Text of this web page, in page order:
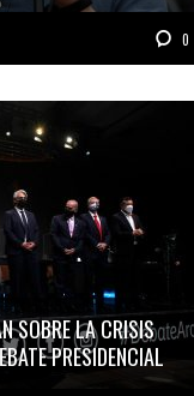
0
SOBRE LA CRISIS
PRESIDENCIAL